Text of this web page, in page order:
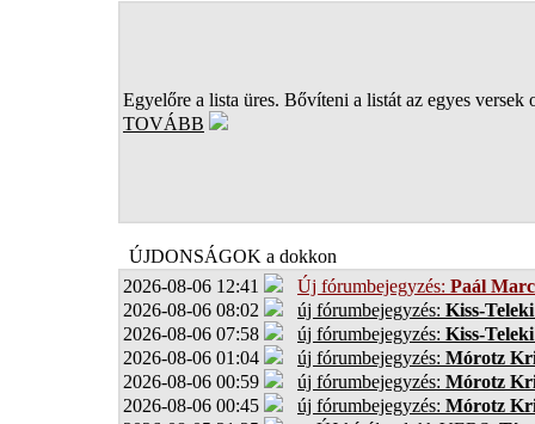
Egyelőre a lista üres. Bővíteni a listát az egyes versek
TOVÁBB
ÚJDONSÁGOK a dokkon
2026-08-06 12:41
Új fórumbejegyzés: Paál
2026-08-06 08:02
új fórumbejegyzés: Kiss-
2026-08-06 07:58
új fórumbejegyzés: Kiss-
2026-08-06 01:04
új fórumbejegyzés: Mórotz
2026-08-06 00:59
új fórumbejegyzés: Mórotz
2026-08-06 00:45
új fórumbejegyzés: Mórotz